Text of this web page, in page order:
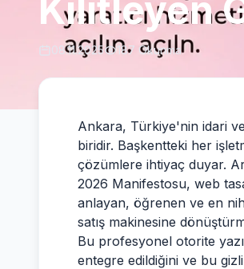
Kilitleyen
08.11.2025 187 Okunma
Ankara, Türkiye'nin idari
biridir. Başkentteki her
çözümlere ihtiyaç duyar.
2026 Manifestosu, web
anlayan, öğrenen ve en
satış makinesine
Bu profesyonel otorite
entegre edildiğini ve bu